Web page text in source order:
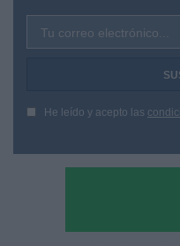
Tu correo electrónico...
He leído y acepto las